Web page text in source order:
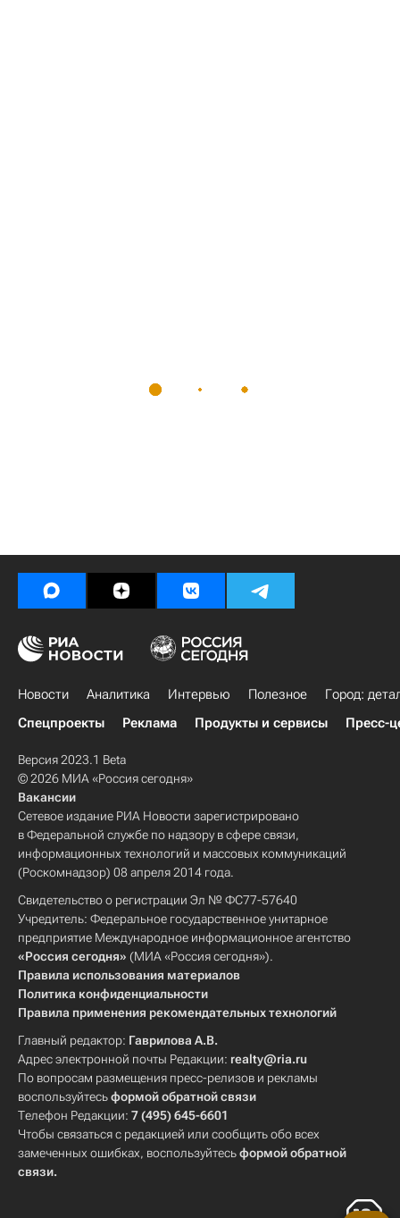
Новости Аналитика Интервью Полезное
Город:
Спецпроекты
Реклама Продукты и сервисы Пресс-
Версия 2023.1 Beta
© 2026 МИА «Россия сегодня»
Вакансии
Сетевое издание РИА Новости зарегистрировано
в Федеральной службе по надзору в сфере связи,
информационных технологий и массовых коммуникаций
(Роскомнадзор) 08 апреля 2014 года.
Свидетельство о регистрации Эл № ФС77-57640
Учредитель: Федеральное государственное унитарное
предприятие Международное информационное агентство
«Россия сегодня» (МИА «Россия сегодня»).
Правила использования материалов
Политика конфиденциальности
Правила применения рекомендательных технологий
Главный редактор: Гаврилова А.В.
Адрес электронной почты Редакции: realty@ria.ru
По вопросам размещения пресс-релизов и рекламы
воспользуйтесьформой обратной связи
Телефон Редакции: 7 (495) 645-6601
Чтобы связаться с редакцией или сообщить обо всех
замеченных ошибках, воспользуйтесьформой обратной
связи.